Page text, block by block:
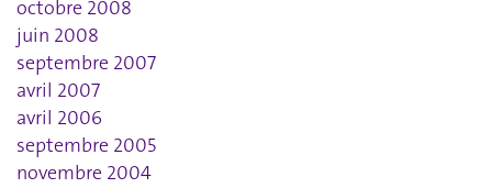
octobre 2008
juin 2008
septembre 2007
avril 2007
avril 2006
septembre 2005
novembre 2004